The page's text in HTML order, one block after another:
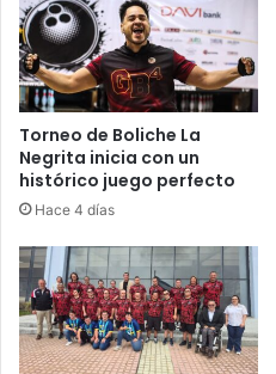
Torneo de Boliche La
Negrita inicia con un
histórico juego perfecto
Hace 4 días